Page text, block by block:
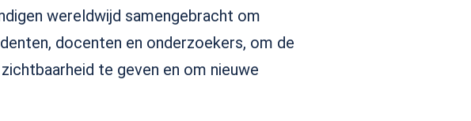
wereldwijd samengebracht om
docenten en onderzoekers, om de
te geven en om nieuwe